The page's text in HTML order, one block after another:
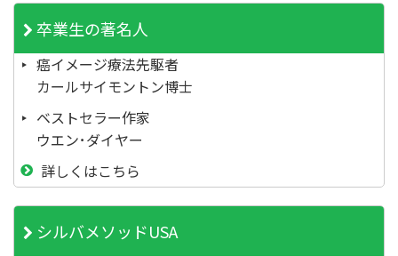
卒業生の著名人
癌イメージ療法先駆者
カールサイモントン博士
ベストセラー作家
ウエン･ダイヤー
詳しくはこちら
シルバメソッドUSA